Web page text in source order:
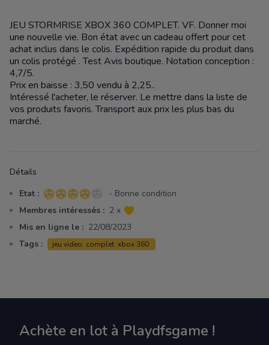
Description
JEU STORMRISE XBOX 360 COMPLET. VF. Donner moi
une nouvelle vie. Bon état avec un cadeau offert pour cet
achat inclus dans le colis. Expédition rapide du produit dans
un colis protégé . Test Avis boutique. Notation conception :
4,7/5.
Prix en baisse : 3,50 vendu à 2,25..
Intéressé l'acheter, le réserver. Le mettre dans la liste de
vos produits favoris. Transport aux prix les plus bas du
marché.
Détails
Etat : 4 sur 5 étoiles
- Bonne condition
Membres intéressés : 2 x
Mis en ligne le : 22/08/2023
Tags :
jeu video. complet. xbox 360.
Achète en lot à Playdfsgame !